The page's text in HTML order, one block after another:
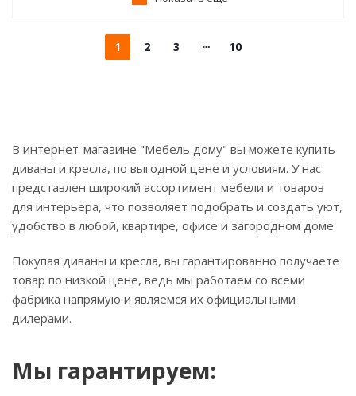
1 2 3 10
В интернет-магазине "Мебель дому" вы можете купить
диваны и кресла, по выгодной цене и условиям. У нас
представлен широкий ассортимент мебели и товаров
для интерьера, что позволяет подобрать и создать уют,
удобство в любой, квартире, офисе и загородном доме.
Покупая диваны и кресла, вы гарантированно получаете
товар по низкой цене, ведь мы работаем со всеми
фабрика напрямую и являемся их официальными
дилерами.
Мы гарантируем: